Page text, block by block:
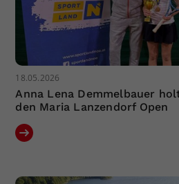
18.05.2026
Anna Lena Demmelbauer
den Maria Lanzendorf Open